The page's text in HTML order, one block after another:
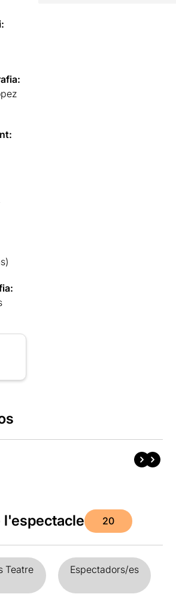
l'espectacle 20
Teatre
Espectadors/es